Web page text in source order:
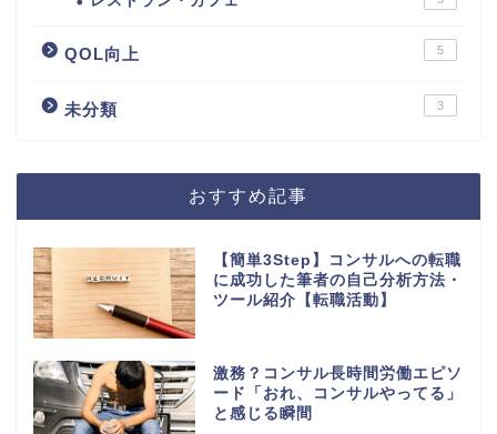
QOL向上 5
未分類 3
おすすめ記事
【簡単3Step】コンサルへの転職
に成功した筆者の自己分析方法・
ツール紹介【転職活動】
激務？コンサル長時間労働エピソ
ード「おれ、コンサルやってる」
と感じる瞬間